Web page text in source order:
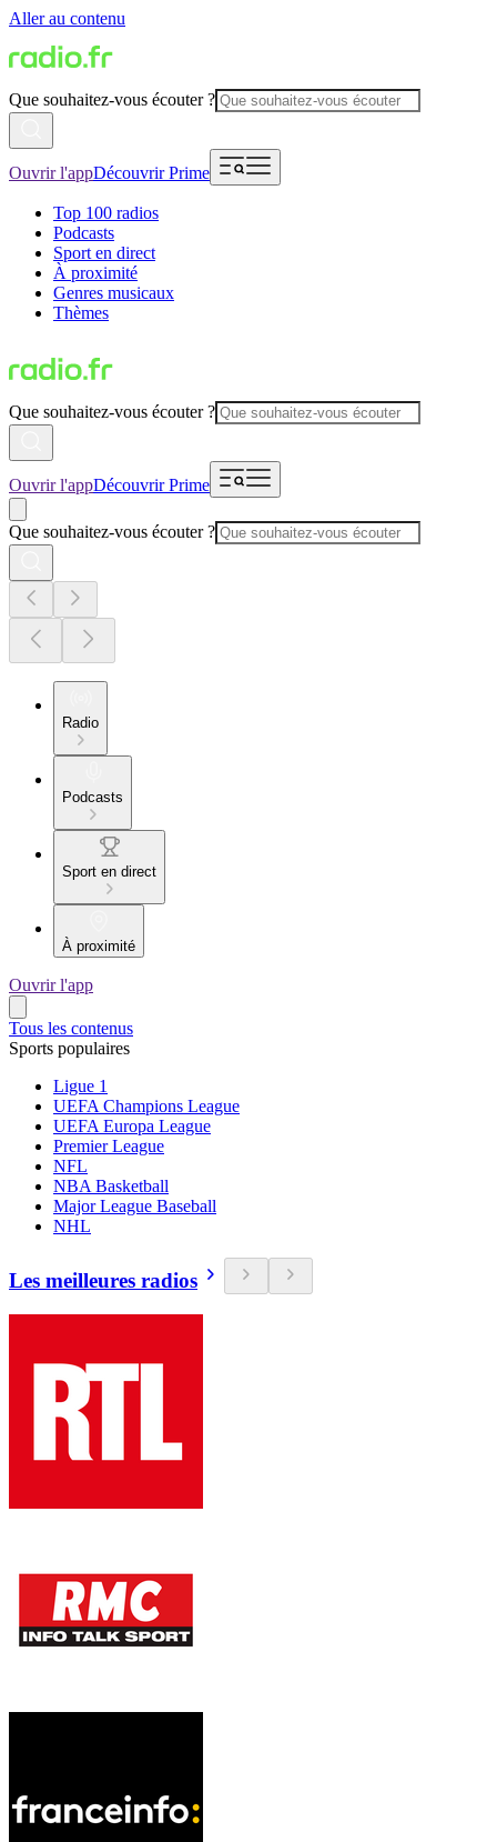
Aller au contenu
Que souhaitez-vous écouter ?
Ouvrir l'appDécouvrir Prime
Top 100 radios
Podcasts
Sport en direct
À proximité
Genres musicaux
Thèmes
Que souhaitez-vous écouter ?
Ouvrir l'appDécouvrir Prime
Que souhaitez-vous écouter ?
Radio
Podcasts
Sport en direct
À proximité
Ouvrir l'app
Tous les contenus
Sports populaires
Ligue 1
UEFA Champions League
UEFA Europa League
Premier League
NFL
NBA Basketball
Major League Baseball
NHL
Les meilleures radios